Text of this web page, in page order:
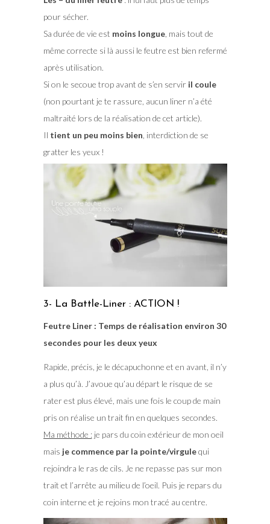
pour sécher.
Sa durée de vie est moins longue, mais tout de
même correcte si là aussi le feutre est bien refermé
après utilisation.
Si on le secoue trop avant de s’en servir il coule
(non pourtant je te rassure, aucun liner n’a été
maltraité lors de la réalisation de cet article).
Il tient un peu moins bien , interdiction de se
gratter les yeux !
3- La Battle-Liner : ACTION !
Feutre Liner : Temps de réalisation environ 30
secondes pour les deux yeux
Rapide, précis, je le décapuchonne et en avant, il n’y
a plus qu’à. J’avoue qu’au départ le risque de se
rater est plus élevé, mais une fois le coup de main
pris on réalise un trait fin en quelques secondes.
Ma méthode :je pars du coin extérieur de mon oeil
mais je commence par la pointe/virgulequi
rejoindra le ras de cils. Je ne repasse pas sur mon
trait et l’arrête au milieu de l’oeil. Puis je repars du
coin interne et je rejoins mon tracé au centre.